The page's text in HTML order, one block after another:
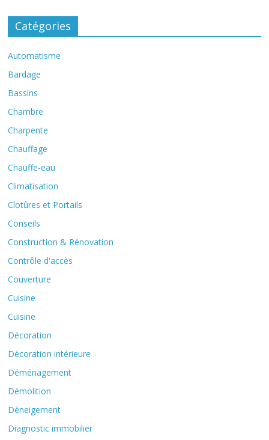
Catégories
Automatisme
Bardage
Bassins
Chambre
Charpente
Chauffage
Chauffe-eau
Climatisation
Clotûres et Portails
Conseils
Construction & Rénovation
Contrôle d'accès
Couverture
Cuisine
Cuisine
Décoration
Décoration intérieure
Déménagement
Démolition
Déneigement
Diagnostic immobilier